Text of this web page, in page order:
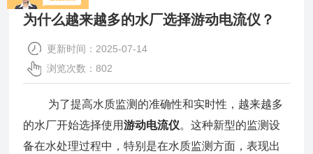
为什么越来越多的水厂选择游动电流仪？
更新时间：2025-07-14
浏览次数：802
为了提高水质监测的准确性和实时性，越来越多
的水厂开始选择使用游动电流仪。这种新型的监测设
备在水处理过程中，特别是在水质监测方面，表现出